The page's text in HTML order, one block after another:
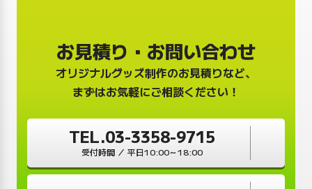
お見積り・お問い合わせ
オリジナルグッズ制作のお見積りなど、
まずはお気軽にご相談ください！
TEL.03-3358-9715
受付時間 ／ 平日10:00～18:00